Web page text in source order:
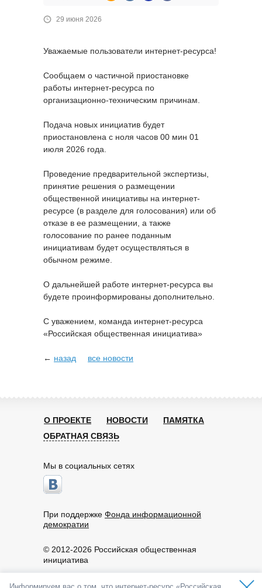
29 июня 2026
Уважаемые пользователи интернет-ресурса!
Сообщаем о частичной приостановке
работы интернет-ресурса по
организационно-техническим причинам.
Подача новых инициатив будет
приостановлена с ноля часов 00 мин 01
июля 2026 года.
Проведение предварительной экспертизы,
принятие решения о размещении
общественной инициативы на интернет-
ресурсе (в разделе для голосования) или об
отказе в ее размещении, а также
голосование по ранее поданным
инициативам будет осуществляться в
обычном режиме.
О дальнейшей работе интернет-ресурса вы
будете проинформированы дополнительно.
С уважением, команда интернет-ресурса
«Российская общественная инициатива»
← назад все новости
© 2012-2026 Российская общественная
инициатива
О ПРОЕКТЕ НОВОСТИ
ПАМЯТКА
ОБРАТНАЯ СВЯЗЬ
Мы в социальных сетях
При поддержке Фонда информационной
демократии